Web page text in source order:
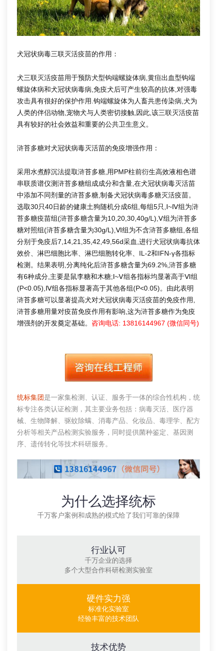
犬冠状病毒三联灭活疫苗的作用：
犬三联灭活疫苗用于预防犬型钩端螺旋体病,黄疸出血型钩端
螺旋体病和犬冠状病毒病,免疫犬后可产生较高的抗体,对强毒
攻击具有很好的保护作用.钩端螺旋体为人畜共患传染病,犬为
人类的伴侣动物,宠物犬与人类密切接触,因此,该三联灭活疫苗
具有较好的社会效益和重要的公共卫生意义。
浒苔多糖对犬冠状病毒灭活苗的免疫增强作用：
采用水煮醇沉法提取浒苔多糖,用PMP柱前衍生高效液相色谱
串联质谱仪测浒苔多糖组成成分和含量,在犬冠状病毒灭活苗
中添加不同剂量的浒苔多糖,制备犬冠状病毒多糖灭活疫苗。
选取30只40日龄的健康土狗随机分成6组,每组5只,Ⅰ~Ⅳ组为浒
苔多糖疫苗组(浒苔多糖含量为10,20,30,40g/L),Ⅴ组为浒苔多
糖对照组(浒苔多糖含量为30g/L),Ⅵ组为不含浒苔多糖组,各组
分别于免疫后7,14,21,35,42,49,56d采血,进行犬冠状病毒抗体
效价、淋巴细胞比率、淋巴细胞转化率、IL-2和IFN-γ各指标
检测。结果表明,分离纯化后浒苔多糖含量为69.2%,浒苔多糖
有6种成分,主要是鼠李糖和木糖;Ⅰ~Ⅴ组各指标均显著高于Ⅵ组
(P<0.05),Ⅳ组各指标显著高于其他各组(P<0.05)。由此表明
浒苔多糖可以显著提高犬对犬冠状病毒灭活疫苗的免疫作用,
浒苔多糖用量对疫苗免疫作用有影响,这为浒苔多糖作为免疫
增强剂的开发奠定基础。 咨询电话: 13816144967 (微信同号)
统标集团是一家集检测、认证、服务于一体的综合性机构，统
标专注各类认证检测，其主要业务包括：病毒灭活、医疗器
械、生物降解、驱蚊除螨、消毒产品、化妆品、毒理学、配方
分析等相关产品检测实验服务，同时提供菌种鉴定、基因测
序、遗传转化等技术科研服务。
为什么选择统标
千万客户案例和成熟的模式给了我们可靠的保障
行业认可
千万企业的选择
多个大型合作科研检测实验室
硬件实力强
标准化实验室
经验丰富的技术团队
技术优势